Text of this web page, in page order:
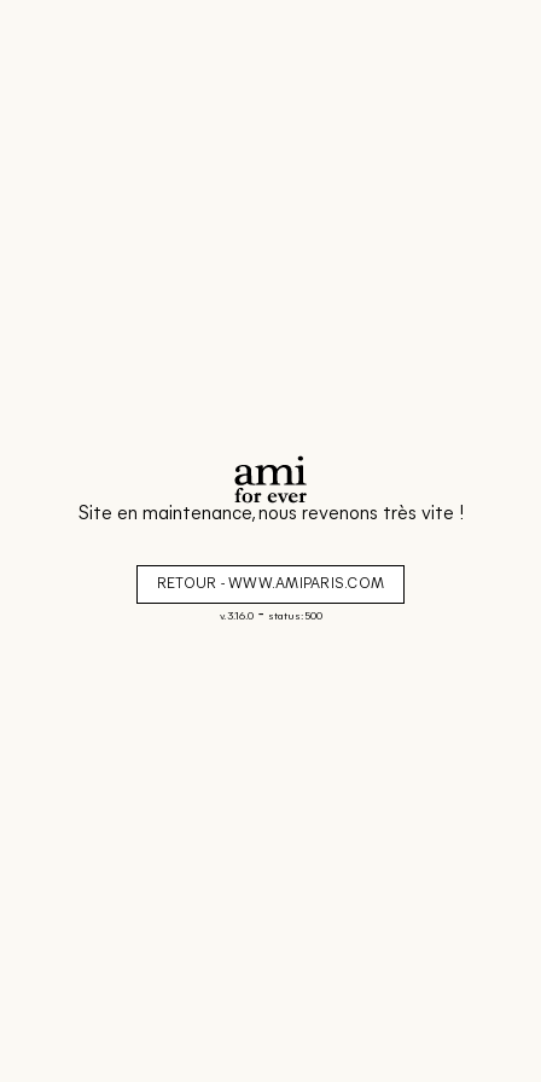
Site en maintenance, nous revenons très vite !
RETOUR - WWW.AMIPARIS.COM
v. 3.16.0- status: 500